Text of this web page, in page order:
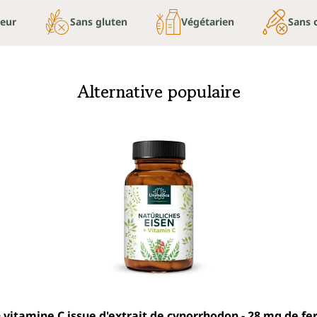
Sans gluten Végétarien Sans
Alternative populaire